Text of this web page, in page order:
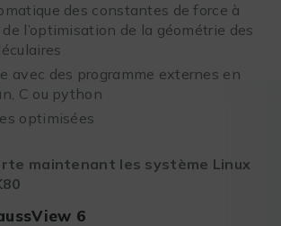
des constantes de force à
l’optimisation de la géométrie des
avec des programme externes en
C ou python
optimisées
maintenant les système Linux
6